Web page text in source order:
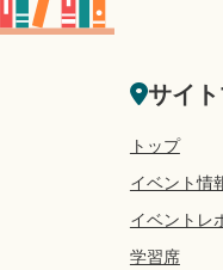
サイ
トップ
イベント情
イベントレ
学習席